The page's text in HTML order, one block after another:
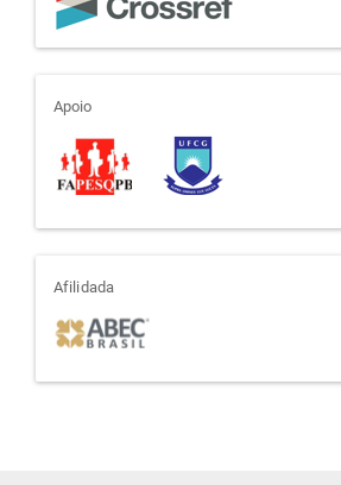
apoio
Apoio
afiliada
Afilidada